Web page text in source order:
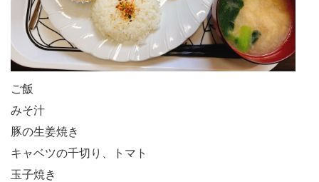
ご飯
みそ汁
豚の生姜焼き
キャベツの千切り、トマト
玉子焼き